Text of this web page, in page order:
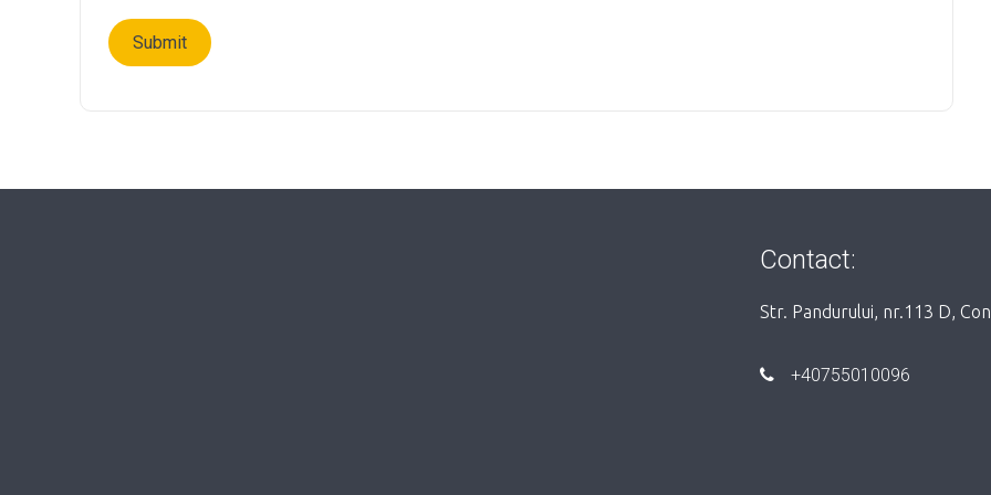
Contact:
Str. Pandurului, nr.113 D,
+40755010096